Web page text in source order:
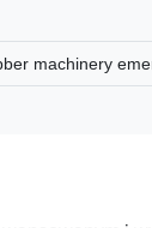
machinery